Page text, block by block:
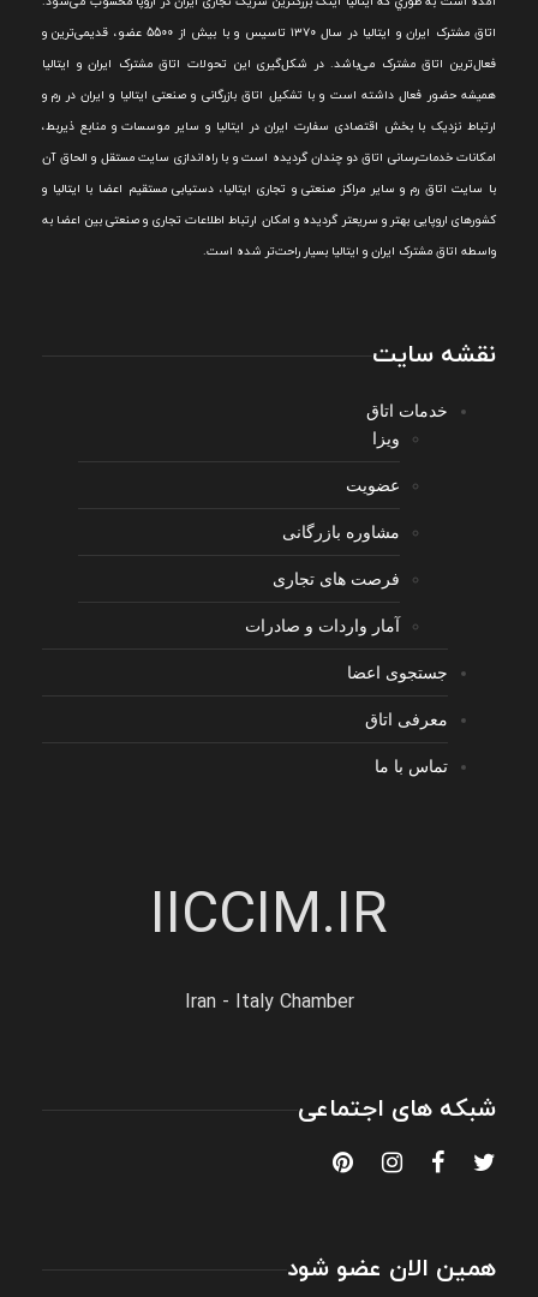
اتاق مشترک ایران و ایتالیا در سال ۱۳۷۰ تاسیس و با بیش از 5500 عضو، قدیمی‌ترین و
فعال‌ترین اتاق مشترک می‌باشد.در شکل‌گيری اين تحولات اتاق مشترک ايران و ايتاليا
هميشه حضور فعال داشته است و با تشکيل اتاق بازرگانی و صنعتی ايتاليا و ايران در رم و
ارتباط نزديک با بخش اقتصادی سفارت ايران در ايتاليا و ساير موسسات و منابع ذيربط،
امکانات خدمات‌رسانی اتاق دو چندان گرديده است و با راه‌اندازی سايت مستقل و الحاق آن
با سايت اتاق رم و ساير مراکز صنعتی و تجاری ايتاليا، دستيابی مستقيم اعضا با ايتاليا و
کشورهای اروپایی بهتر و سريعتر گرديده و امکان ارتباط اطلاعات تجاری و صنعتی بين اعضا به
واسطه اتاق مشترک ایران و ایتالیا بسیار راحت‌تر شده است.
نقشه سایت
خدمات اتاق
ویزا
عضویت
مشاوره بازرگانی
فرصت های تجاری
آمار واردات و صادرات
جستجوی اعضا
معرفی اتاق
تماس با ما
IICCIM.IR
Iran - Italy Chamber
شبکه های اجتماعی
همین الان عضو شود